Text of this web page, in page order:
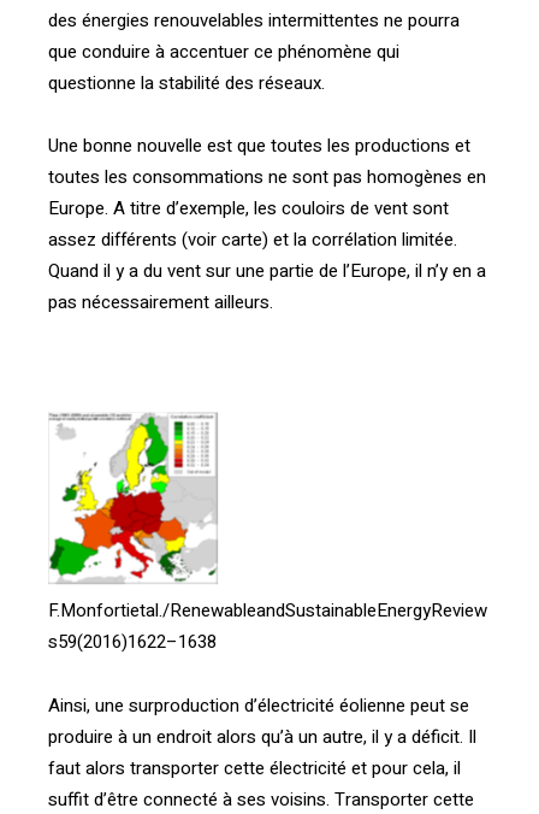
des énergies renouvelables intermittentes ne pourra
que conduire à accentuer ce phénomène qui
questionne la stabilité des réseaux.
Une bonne nouvelle est que toutes les productions et
toutes les consommations ne sont pas homogènes en
Europe. A titre d’exemple, les couloirs de vent sont
assez différents (voir carte) et la corrélation limitée.
Quand il y a du vent sur une partie de l’Europe, il n’y en a
pas nécessairement ailleurs.
F.Monfortietal./RenewableandSustainableEnergyReview
s59(2016)1622–1638
Ainsi, une surproduction d’électricité éolienne peut se
produire à un endroit alors qu’à un autre, il y a déficit. Il
faut alors transporter cette électricité et pour cela, il
suffit d’être connecté à ses voisins. Transporter cette